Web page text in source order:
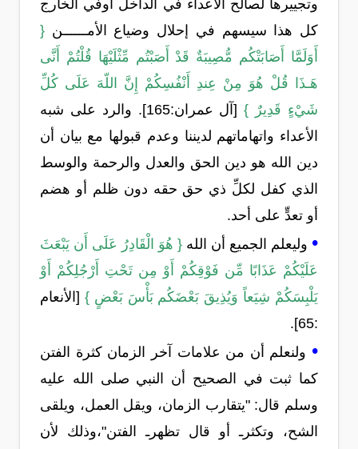
وتجييرها لصالح الأعداء في الداخل أوفي الخارج
كل هذا سيسهم في إحلال وضياع الأمــــــن {
أَوَلَمَّا أَصَابَتْكُم مُّصِيبَةٌ قَدْ أَصَبْتُم مِّثْلَيْهَا قُلْتُمْ أَنَّى
هَـذَا قُلْ هُوَ مِنْ عِندِ أَنْفُسِكُمْ إِنَّ اللّهَ عَلَى كُلِّ
شَيْءٍ قَدِيرٌ }
[آل عمران:165]. والرد على شبه
الأعداء واتهاماتهم لديننا وعدم قبولها مع بيان أن
دين الله هو دين الحق والعدل والرحمة والوسط
الذي كفل لكلِّ ذي حق حقه دون ظلم أو هضم
أو تعدٍّ على أحد.
• وليعلم الجميع أن الله { هُوَ الْقَادِرُ عَلَى أَن يَبْعَثَ
عَلَيْكُمْ عَذَابًا مِّن فَوْقِكُمْ أَوْ مِن تَحْتِ أَرْجُلِكُمْ أَوْ
يَلْبِسَكُمْ شِيَعاً وَيُذِيقَ بَعْضَكُم بَأْسَ بَعْضٍ } [الأنعام
:65].
• ولنعلم أن من علامات آخر الزمان كثرة الفتن
كما ثبت في الصحيح أن النبي صلى الله عليه
وسلم قال: "يتقارب الزمان، ويقل العمل، ويلقى
الشح، وتكثرـ أو قال تظهرـ الفتن"،وذلك لأن